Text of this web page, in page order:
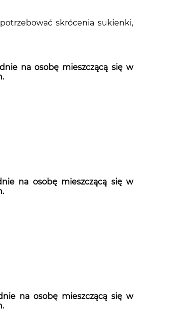
skrócenia sukienki,
na osobę mieszczącą się w
na osobę mieszczącą się w
na osobę mieszczącą się w